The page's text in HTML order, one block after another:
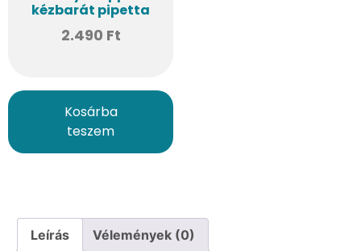
kézbarát pipetta
2.490 Ft
Kosárba
teszem
Leírás Vélemények (0)